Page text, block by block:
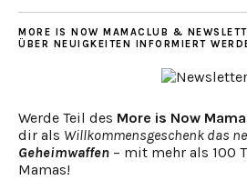
MORE IS NOW MAMACLUB &
ÜBER NEUIGKEITEN INFORMIERT
Werde Teil des More is Now
dir als Willkommensgeschenk das
Geheimwaffen – mit mehr als 100
Mamas!